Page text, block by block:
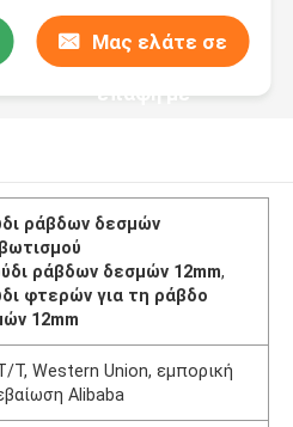
Μας ελάτε σε
επαφή με
ράβδων δεσμών
ράβδων δεσμών 12mm,
φτερών για τη ράβδο
12mm
T, Western Union, εμπορική
Alibaba